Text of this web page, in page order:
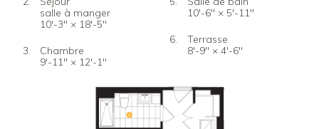
salle à manger
10'-3" × 18'-5"
Chambre
9'-11" × 12'-1"
10'-6" × 5'-11"
Terrasse
8'-9" × 4'-6"